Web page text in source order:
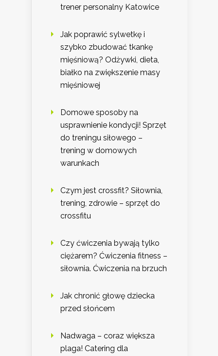
trener personalny Katowice
Jak poprawić sylwetkę i
szybko zbudować tkankę
mięśniową? Odżywki, dieta,
białko na zwiększenie masy
mięśniowej
Domowe sposoby na
usprawnienie kondycji! Sprzęt
do treningu siłowego –
trening w domowych
warunkach
Czym jest crossfit? Siłownia,
trening, zdrowie – sprzęt do
crossfitu
Czy ćwiczenia bywają tylko
ciężarem? Ćwiczenia fitness –
siłownia. Ćwiczenia na brzuch
Jak chronić głowę dziecka
przed słońcem
Nadwaga – coraz większa
plaga! Catering dla